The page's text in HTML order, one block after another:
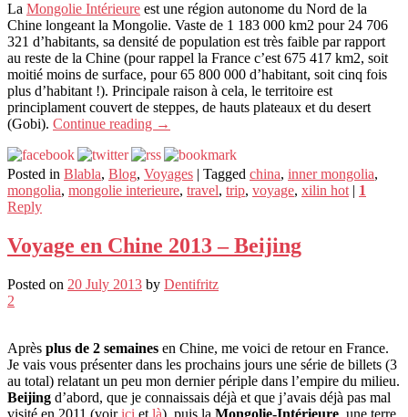
La Mongolie Intérieure est une région autonome du Nord de la
Chine longeant la Mongolie. Vaste de 1 183 000 km2 pour 24 706
321 d’habitants, sa densité de population est très faible par rapport
au reste de la Chine (pour rappel la France c’est 675 417 km2, soit
moitié moins de surface, pour 65 800 000 d’habitant, soit cinq fois
plus d’habitant !). Principale raison à cela, le territoire est
principlament couvert de steppes, de hauts plateaux et du desert
(Gobi). Continue reading →
Posted in Blabla, Blog, Voyages | Tagged china, inner mongolia,
mongolia, mongolie interieure, travel, trip, voyage, xilin hot | 1
Reply
Voyage en Chine 2013 – Beijing
Posted on 20 July 2013 by Dentifritz
2
Après plus de 2 semaines en Chine, me voici de retour en France.
Je vais vous présenter dans les prochains jours une série de billets (3
au total) relatant un peu mon dernier périple dans l’empire du milieu.
Beijing d’abord, que je connaissais déjà et que j’avais déjà pas mal
visité en 2011 (voirici et là), puis la Mongolie-Intérieure , une terre